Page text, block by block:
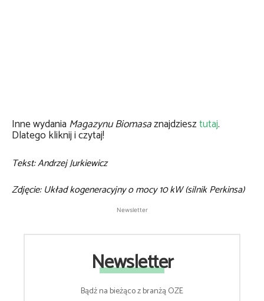
Inne wydaniaMagazynu Biomasaznajdziesztutaj.
Dlatego kliknij i czytaj!
Tekst: Andrzej Jurkiewicz
Zdjęcie: Układ kogeneracyjny o mocy 10 kW (silnik Perkinsa)
Newsletter
Newsletter
Bądź na bieżąco z branżą OZE